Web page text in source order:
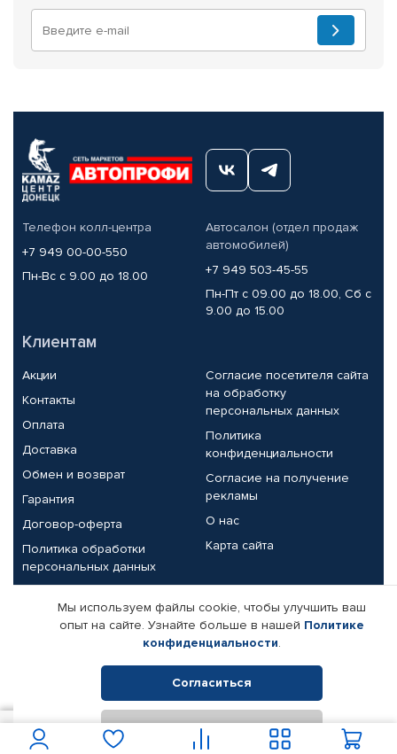
Телефон колл-центра
+7 949 00-00-550
Пн-Вс с 9.00 до 18.00
Автосалон (отдел продаж
автомобилей)
+7 949 503-45-55
Пн-Пт с 09.00 до 18.00, Сб с
9.00 до 15.00
Клиентам
Акции
Контакты
Оплата
Доставка
Обмен и возврат
Гарантия
Договор-оферта
Политика обработки
персональных данных
Согласие посетителя сайта
на обработку
персональных данных
Политика
конфиденциальности
Согласие на получение
рекламы
О нас
Карта сайта
Партнерам
Корпоративным клиентам
Поставщикам
Реквизиты компании
© КАМАЗ ЦЕНТР ДОНЕЦК, 2015-2026. Все права защищены.
Интернет-магазин автомобильных товаров Автопрофи.
Мы используем файлы cookie, чтобы улучшить ваш
опыт на сайте. Узнайте больше в нашей Политике
конфиденциальности.
Согласиться
Отклонить
В корзину